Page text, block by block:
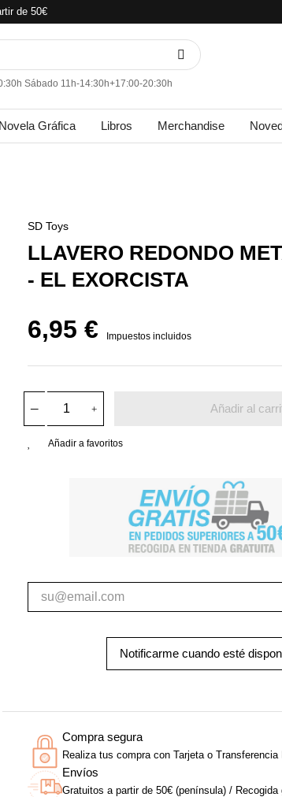
de 50€
Sábado 11h-14:30h+17:00-20:30h
Novela Gráfica Libros Merchandise
SD Toys
LLAVERO REDONDO
- EL EXORCISTA
6,95 € Impuestos incluidos
Añadir al
Añadir a favoritos
Notificarme cuando esté
Compra segura
Realiza tus compra con Tarjeta o Transferencia
Envíos
Gratuitos a partir de 50€ (península) /